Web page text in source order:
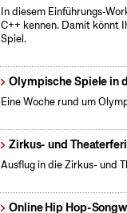
In diesem Einführungs-
C++ kennen. Damit könnt
Spiel.
Olympische Spiele in
Eine Woche rund um
Zirkus- und
Ausflug in die Zirkus- und
Online Hip Hop-